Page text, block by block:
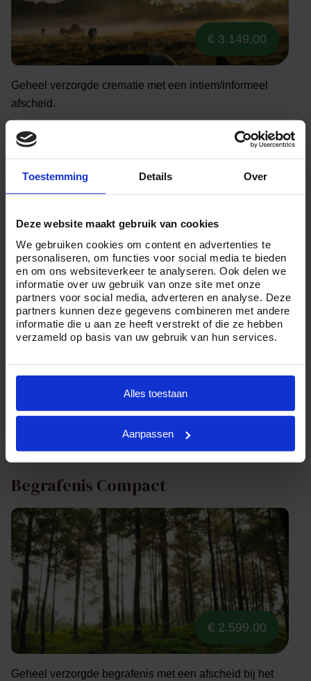
Toestemming Details Over
Deze website maakt gebruik van cookies
We gebruiken cookies om content en advertenties te
personaliseren, om functies voor social media te bieden
en om ons websiteverkeer te analyseren. Ook delen we
informatie over uw gebruik van onze site met onze
partners voor social media, adverteren en analyse. Deze
partners kunnen deze gegevens combineren met andere
informatie die u aan ze heeft verstrekt of die ze hebben
verzameld op basis van uw gebruik van hun services.
Alles toestaan
Aanpassen
€ 3.149,00
Geheel verzorgde crematie met een intiem/informeel
afscheid.
Bekijk pakket
Crematie Compleet
€ 4.649,00
Geheel verzorgde crematie incl. plechtigheid en
Begrafenis Compact
€ 2.599,00
Geheel verzorgde begrafenis met een afscheid bij het